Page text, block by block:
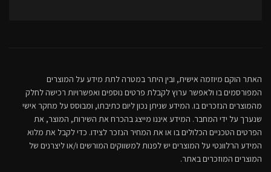
האתר הוקם מיוזמה אישית, ובין היתר במטרה לתת מידע על המוצרים
המפורסמים בו ולאפשר ערוץ לקבלת פרטים נוספים ואפשרויות רכישה לחלק
מהמוצרים הנזכרים בו. המידע שניתן נכון ליום כתיבתו, ומבוסס על מחקר אישי
שנערך על ידי המחבר. המידע איננו מייצג בהכרח את השירות, המוצר, את
הפרטים הטכניים הכלולים בו או את המחיר הנזכר לצידו. כדי לקבל את מלוא
המידע הרלוונטי על המוצרים יש לפנות למשווקים המורשים ו/או ליצרנים של
המוצרים המוזכרים באתר.